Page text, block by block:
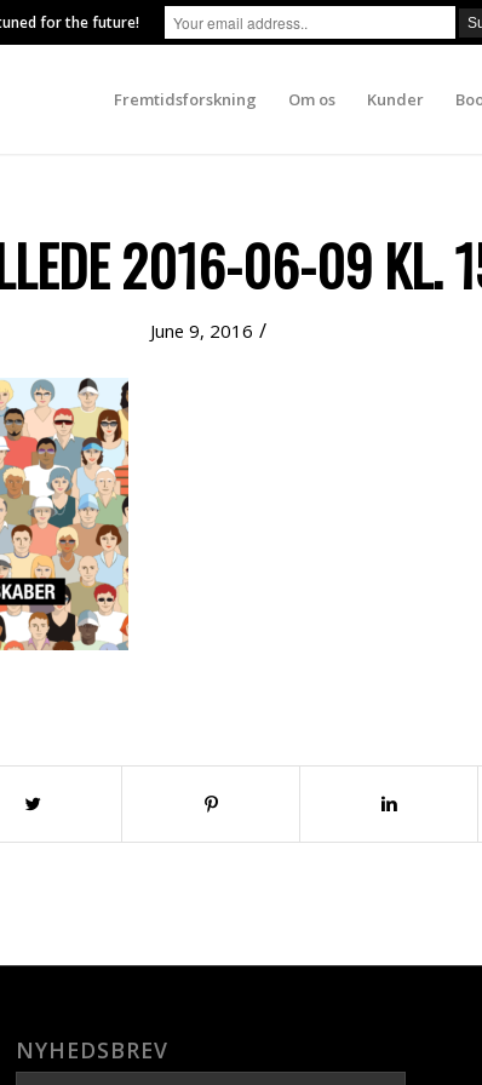
Fremtidsforskning Om os Kunder
2016-06-09 KL.
June 9, 2016 /
NYHEDSBREV
for the future!